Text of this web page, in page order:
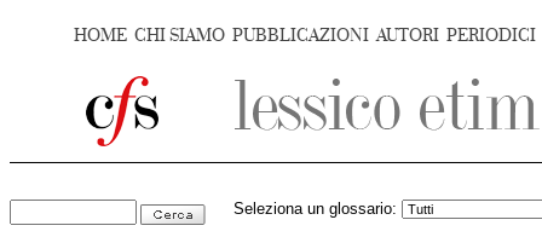
HOME CHI SIAMO PUBBLICAZIONI AUTORI PERIODICI
Seleziona un glossario: